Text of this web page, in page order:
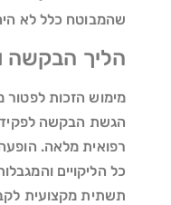
שהמבוטח כלל לא
הליך הבקשה
מימוש הזכות
הגשת הבקשה לפקיד
רפואית מלאה.
כל הליקויים
תשתית מקצועית